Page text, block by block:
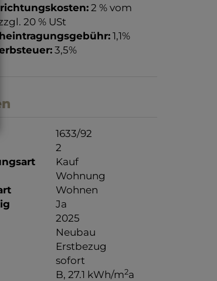
2 % vom
20 % USt
1,1%
3,5%
1633/92
2
Kauf
Wohnung
Wohnen
Ja
2025
Neubau
Erstbezug
sofort
B, 27.1 kWh/m2a